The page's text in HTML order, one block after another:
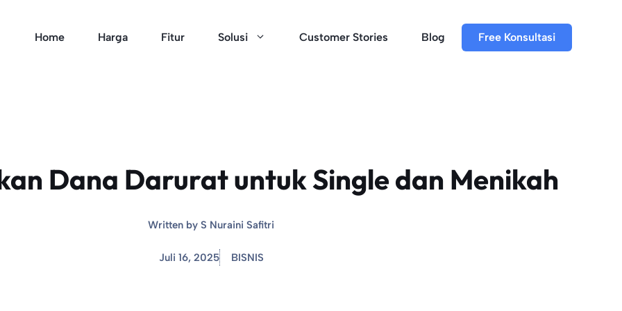
Home Harga Fitur Solusi Customer Stories Blog Free Konsultasi
Dana Darurat untuk Single dan Menikah
Written by S Nuraini Safitri
Juli 16, 2025 BISNIS